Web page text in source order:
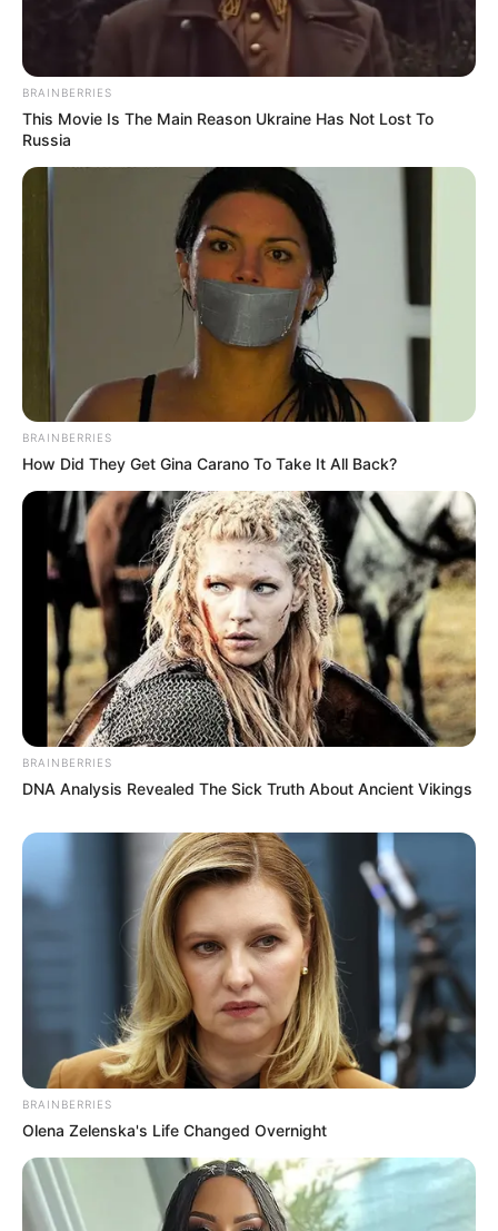
őt sok sok szívvel és lájkkal!
BRAINBERRIES
This Movie Is The Main Reason Ukraine Has Not Lost To
Russia
BRAINBERRIES
How Did They Get Gina Carano To Take It All Back?
BRAINBERRIES
DNA Analysis Revealed The Sick Truth About Ancient Vikings
BRAINBERRIES
Olena Zelenska's Life Changed Overnight